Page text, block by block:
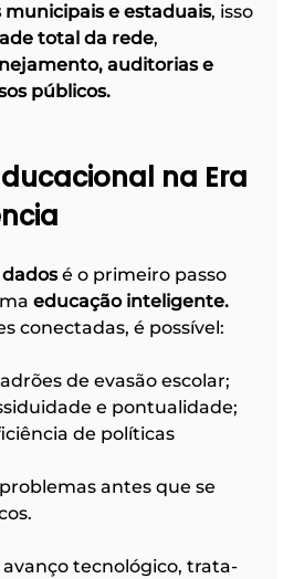
municipais e estaduais, isso
total da rede,
auditorias e
públicos.
na Era
é o primeiro passo
educação inteligente.
conectadas, é possível:
de evasão escolar;
e pontualidade;
de políticas
antes que se
tecnológico, trata-